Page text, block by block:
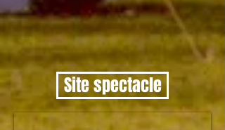
Site spectacle